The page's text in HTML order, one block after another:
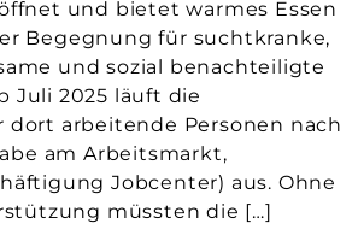
und bietet warmes Essen
Begegnung für suchtkranke,
und sozial benachteiligte
Juli 2025 läuft die
dort arbeitende Personen nach
am Arbeitsmarkt,
Jobcenter) aus. Ohne
müssten die […]